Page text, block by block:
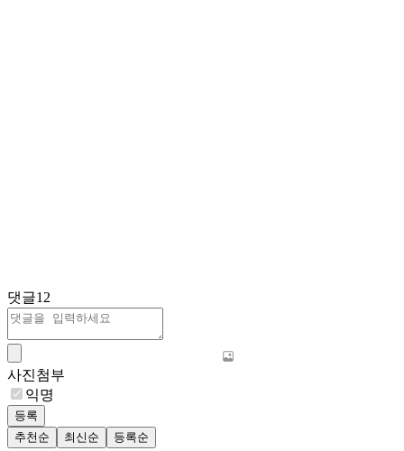
댓글12
사진첨부
익명
등록
추천순
최신순 등록순